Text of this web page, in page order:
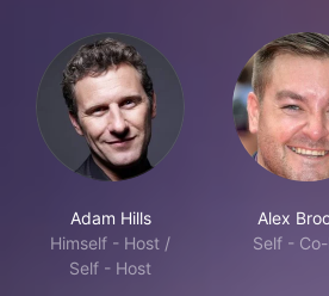
Adam Hills
Himself - Host /
Self - Host
Alex
Self -